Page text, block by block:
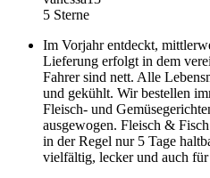
5 Sterne
Im Vorjahr entdeckt,
Lieferung erfolgt in dem
Fahrer sind nett. Alle
und gekühlt. Wir bestellen
Fleisch- und
ausgewogen. Fleisch &
in der Regel nur 5 Tage
vielfältig, lecker und auch